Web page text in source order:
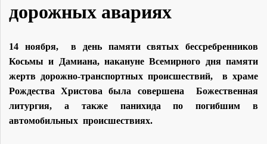
дорожных авариях
14 ноября, в день памяти святых бессребренников
Косьмы и Дамиана, накануне Всемирного дня памяти
жертв дорожно-транспортных происшествий, в храме
Рождества Христова была совершена Божественная
литургия, а также панихида по погибшим в
автомобильных происшествиях.